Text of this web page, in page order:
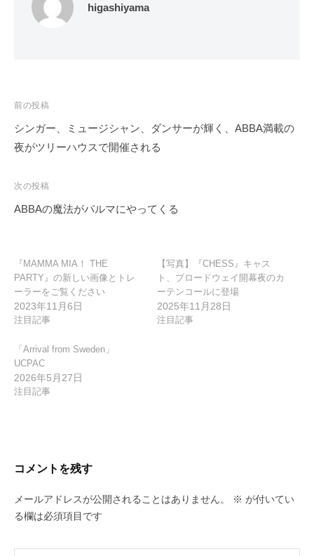
higashiyama
投
稿
ナ
ゲ
ー
ン
前の投稿
シンガー、ミュージシャン、ダンサーが輝く、ABBA満載の
夜がツリーハウスで開催される
次の投稿
ABBAの魔法がパルマにやってくる
『MAMMA MIA！ THE
PARTY』の新しい画像とトレ
ーラーをご覧ください
2023年11月6日
注目記事
【写真】『CHESS』キャス
ト、ブロードウェイ開幕夜のカ
ーテンコールに登場
2025年11月28日
注目記事
「Arrival from Sweden」
UCPAC
2026年5月27日
注目記事
コメントを残す
メールアドレスが公開されることはありません。 ※ が付いてい
る欄は必須項目です